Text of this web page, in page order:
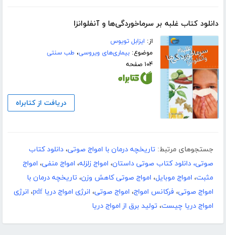
دانلود کتاب غلبه بر سرماخوردگی‌ها و آنفلوانزا
از: ایزابل تویوس
موضوع:بیماری‌های ویروسی، طب سنتی
۱۰۴ صفحه
دریافت از کتابراه
جستجوهای مرتبط: تاریخچه درمان با امواج صوتی، دانلود کتاب
صوتی، دانلود کتاب صوتی داستان، امواج زلزله، امواج منفی، امواج
مثبت، امواج موبایل، امواج صوتی کاهش وزن، تاریخچه درمان با
امواج صوتی، فرکانس امواج، امواج صوتی، انرژی امواج دریا pdf ، انرژی
امواج دریا چیست، تولید برق از امواج دریا